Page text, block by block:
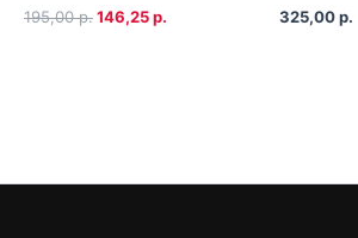
195,00р.Первоначальная
146,25р. 325,00р.